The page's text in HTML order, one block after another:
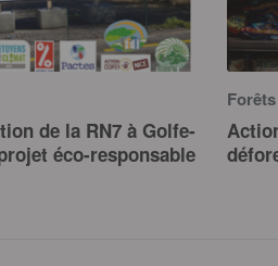
de la RN7 à Golfe-
éco-responsable